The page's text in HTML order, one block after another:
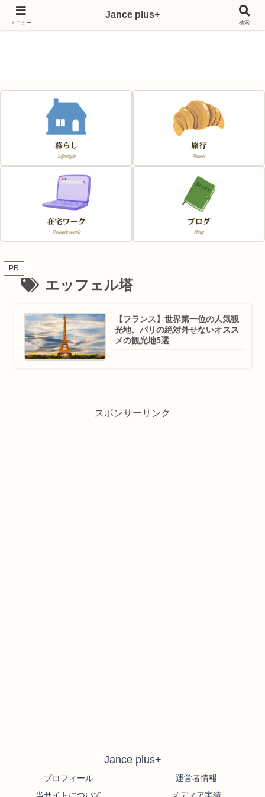
Japan & France & Chance～フランス移住応援サイト～
PR
エッフェル塔
【フランス】世界第一位の人気観
光地、パリの絶対外せないオスス
メの観光地5選
スポンサーリンク
Jance plus+
プロフィール
運営者情報
当サイトについて
メディア実績
メニュー
Jance plus+
検索